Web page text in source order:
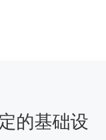
的基础设